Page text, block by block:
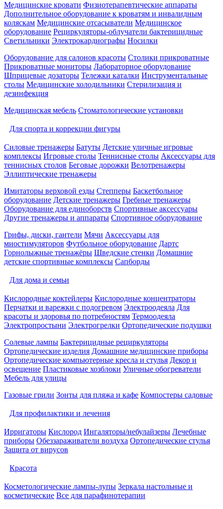
Медицинские кровати Физиотерапевтические аппараты
Дополнительное оборудование к кроватям и инвалидным
коляскам Медицинские отсасыватели Медицинское
оборудование Рециркуляторы-облучатели бактерицидные
Светильники Электрокардиографы Носилки
Оборудование для салонов красоты Столики прикроватные
Прикроватные мониторы Лабораторное оборудование
Шприцевые дозаторы Тележки каталки Инструментальные
столы Медицинские холодильники Стерилизация и
дезинфекция
Медицинская мебель Стоматологические установки
Для спорта и коррекции фигуры
Силовые тренажеры Батуты Детские уличные игровые
комплексы Игровые столы Теннисные столы Аксессуары для
теннисных столов Беговые дорожки Велотренажеры
Эллиптические тренажеры
Имитаторы верховой езды Степперы Баскетбольное
оборудование Детские тренажеры Гребные тренажеры
Оборудование для единоборств Спортивные аксессуары
Другие тренажеры и аппараты Спортивное оборудование
Грифы, диски, гантели Мячи Аксессуары для
миостимуляторов Футбольное оборудование Дартс
Горнолыжные тренажёры Шведские стенки Домашние
детские спортивные комплексы Сапборды
Для дома и семьи
Кислородные коктейлеры Кислородные концентраторы
Перчатки и варежки с подогревом Электроодеяла Для
красоты и здоровья по потребностям Термоодеяла
Электропростыни Электрогрелки Ортопедические подушки
Солевые лампы Бактерицидные рециркуляторы
Ортопедические изделия Домашние медицинские приборы
Ортопедические компьютерные кресла и стулья Декор и
освещение Пластиковые хозблоки Уличные обогреватели
Мебель для улицы
Газовые грили Зонты для пляжа и кафе Компостеры садовые
Для профилактики и лечения
Ирригаторы Кислород Ингаляторы/небулайзеры Лечебные
приборы Обеззараживатели воздуха Ортопедические стулья
Защита от вирусов
Красота
Косметологические лампы-лупы Зеркала настольные и
косметические Все для парафинотерапии